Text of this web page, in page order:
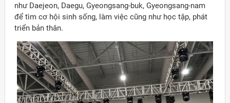
như Daejeon, Daegu, Gyeongsang-buk, Gyeongsang-nam
để tìm cơ hội sinh sống, làm việc cũng như học tập, phát
triển bản thân.